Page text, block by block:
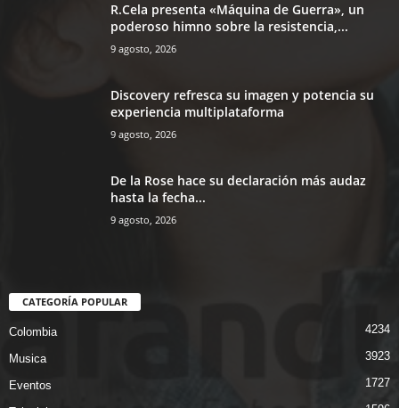
R.Cela presenta «Máquina de Guerra», un
poderoso himno sobre la resistencia,...
9 agosto, 2026
Discovery refresca su imagen y potencia su
experiencia multiplataforma
9 agosto, 2026
De la Rose hace su declaración más audaz
hasta la fecha...
9 agosto, 2026
CATEGORÍA POPULAR
Colombia 4234
Musica 3923
Eventos 1727